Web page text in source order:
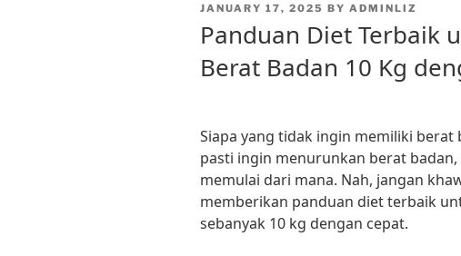
POSTED
JANUARY 17, 2025 BY ADMINLIZ
Panduan Diet Terbaik
Berat Badan 10 Kg
Siapa yang tidak ingin memiliki berat
pasti ingin menurunkan berat
memulai dari mana. Nah, jangan
memberikan panduan diet terbaik
sebanyak 10 kg dengan cepat.